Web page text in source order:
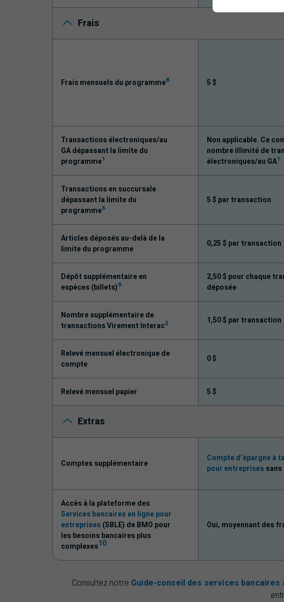
Frais
Frais mensuels du programme8 5 $
Transactions électroniques/au
GA dépassant la limite du
programme1
Non applicable. Ce
nombre illimité de
électroniques/au GA1
Transactions en succursale
dépassant la limite du
programme6
5 $ par transaction
Articles déposés au-delà de la
limite du programme
0,25 $ par transaction
Dépôt supplémentaire en
espèces (billets)9
2,50 $ pour chaque
déposée
Nombre supplémentaire de
transactions Virement Interac2 1,50 $ par transaction
Relevé mensuel électronique de
compte
0 $
Relevé mensuel papier 5 $
Extras
Comptes supplémentaire
Compte d’épargne à
pour entreprises
Accès à la plateforme des
Services bancaires en ligne pour
entreprises(SBLE) deBMO pour
les besoins bancaires plus
complexes10
Oui, moyennant des
Consultez notre Guide-conseil des services bancaires